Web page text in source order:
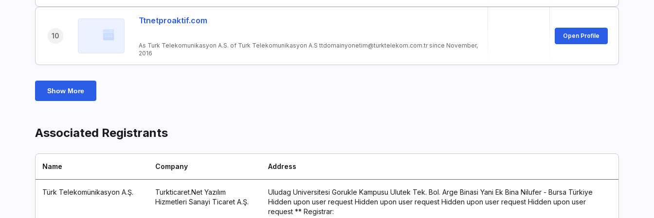
10
Ttnetproaktif.com
As Turk Telekomunikasyon A.S. of Turk Telekomunikasyon A.S ttdomainyonetim@turktelekom.com.tr since November,
2016
Open Profile
Show More
Associated Registrants
Name Company Address
Türk Telekomünikasyon A.Ş.
Turkticaret.Net Yazılım
Hizmetleri Sanayi Ticaret A.Ş.
Uludag Universitesi Gorukle Kampusu Ulutek Tek. Bol. Arge Binasi Yani Ek Bina Nilufer - Bursa Türkiye
Hidden upon user request Hidden upon user request Hidden upon user request Hidden upon user
request ** Registrar: